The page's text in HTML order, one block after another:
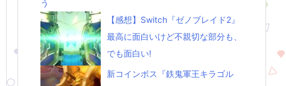
う
【感想】Switch『ゼノブレイド2』
最高に面白いけど不親切な部分も、
でも面白い!
新コインボス『鉄鬼軍王キラゴル